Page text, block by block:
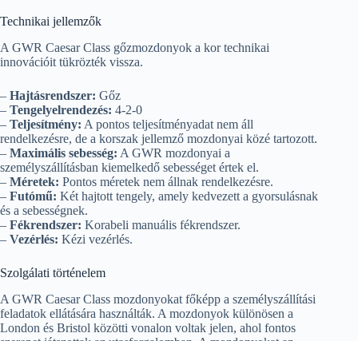
Technikai jellemzők
A GWR Caesar Class gőzmozdonyok a kor technikai
innovációit tükrözték vissza.
– Hajtásrendszer: Gőz
– Tengelyelrendezés: 4-2-0
– Teljesítmény: A pontos teljesítményadat nem áll
rendelkezésre, de a korszak jellemző mozdonyai közé tartozott.
– Maximális sebesség: A GWR mozdonyai a
személyszállításban kiemelkedő sebességet értek el.
– Méretek: Pontos méretek nem állnak rendelkezésre.
– Futómű: Két hajtott tengely, amely kedvezett a gyorsulásnak
és a sebességnek.
– Fékrendszer: Korabeli manuális fékrendszer.
– Vezérlés: Kézi vezérlés.
Szolgálati történelem
A GWR Caesar Class mozdonyokat főképp a személyszállítási
feladatok ellátására használták. A mozdonyok különösen a
London és Bristol közötti vonalon voltak jelen, ahol fontos